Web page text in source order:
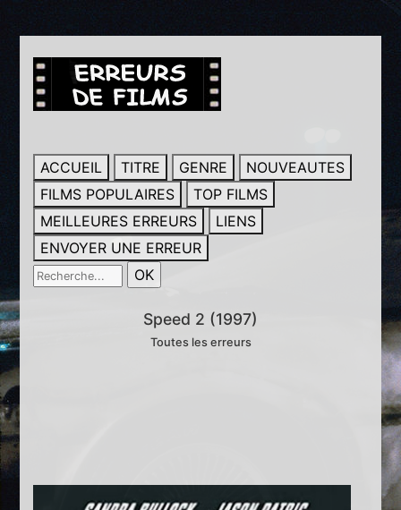
ACCUEIL TITRE GENRE
NOUVEAUTES
FILMS POPULAIRES
TOP FILMS
MEILLEURES ERREURS
LIENS
ENVOYER UNE ERREUR
Speed 2 (1997)
Toutes les erreurs